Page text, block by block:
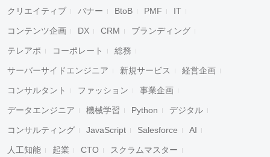
クリエイティブ バナー BtoB PMF IT
コンテンツ企画 DX CRM ブランディング
テレアポ コーポレート 総務
サーバーサイドエンジニア 新規サービス 経営企画
コンサルタント ファッション 事業企画
データエンジニア 機械学習 Python デジタル
コンサルティング JavaScript Salesforce AI
人工知能 起業 CTO スクラムマスター